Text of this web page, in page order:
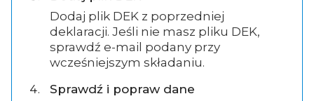
Dodaj plik DEK z poprzedniej
deklaracji. Jeśli nie masz pliku DEK,
sprawdź e-mail podany przy
wcześniejszym składaniu.
Sprawdź i popraw dane